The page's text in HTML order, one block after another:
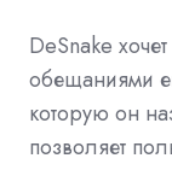
DeSnake
обещаниями
которую он
позволяет